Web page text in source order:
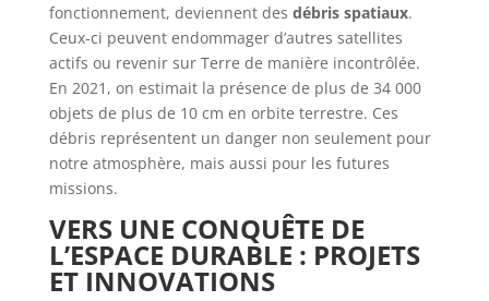
fonctionnement, deviennent des débris spatiaux.
Ceux-ci peuvent endommager d’autres satellites
actifs ou revenir sur Terre de manière incontrôlée.
En 2021, on estimait la présence de plus de 34 000
objets de plus de 10 cm en orbite terrestre. Ces
débris représentent un danger non seulement pour
notre atmosphère, mais aussi pour les futures
missions.
VERS UNE CONQUÊTE DE
L’ESPACE DURABLE : PROJETS
ET INNOVATIONS